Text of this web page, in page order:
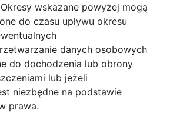
wskazane powyżej mogą
do czasu upływu okresu
danych osobowych
do dochodzenia lub obrony
lub jeżeli
niezbędne na podstawie
prawa.